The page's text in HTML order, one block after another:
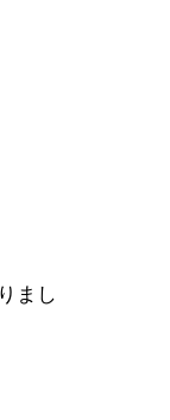
まし